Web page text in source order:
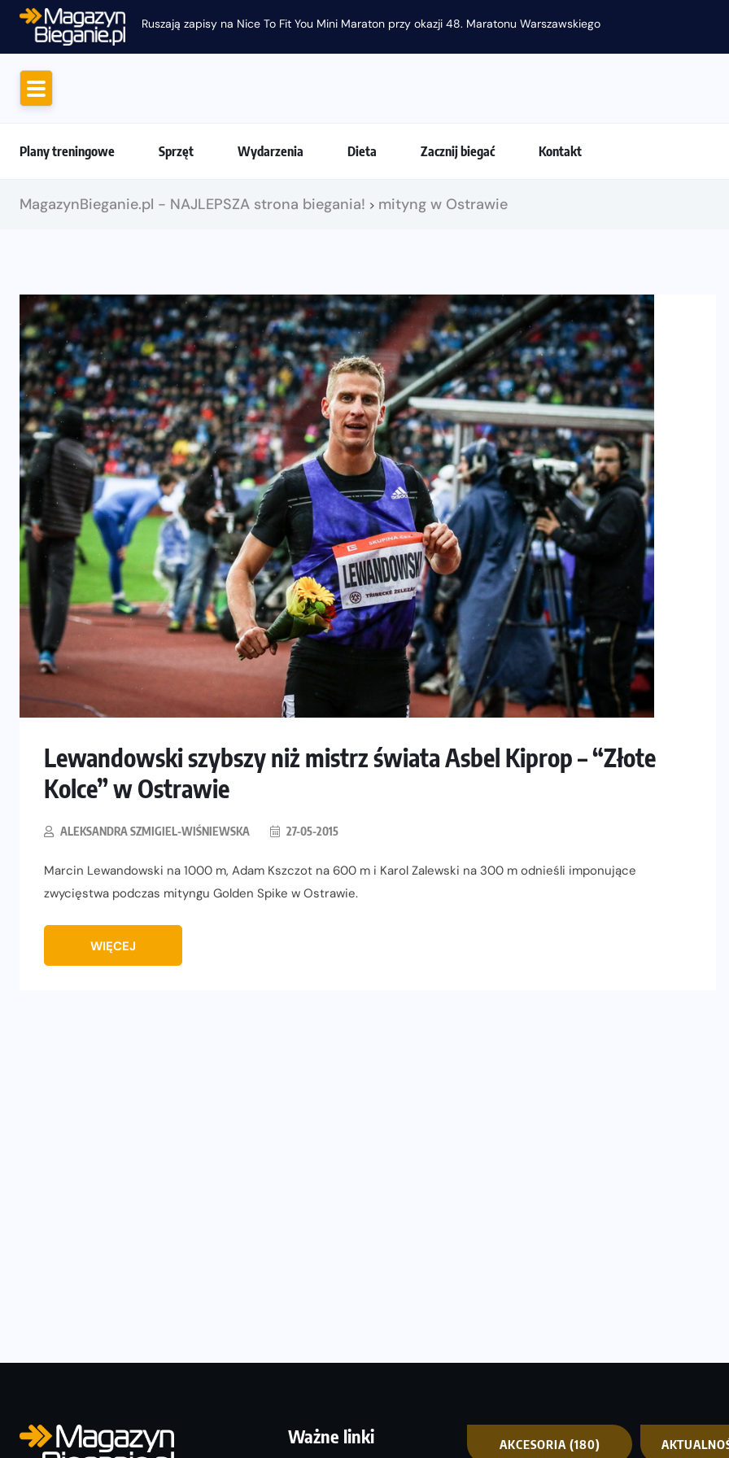
Ruszają zapisy na Nice To Fit You Mini Maraton przy okazji 48. Maratonu Warszawskiego
Plany treningowe Sprzęt Wydarzenia Dieta Zacznij biegać Kontakt
MagazynBieganie.pl - NAJLEPSZA strona biegania! > mityng w Ostrawie
Lewandowski szybszy niż mistrz świata Asbel Kiprop – “Złote
Kolce” w Ostrawie
ALEKSANDRA SZMIGIEL-WIŚNIEWSKA 27-05-2015
Marcin Lewandowski na 1000 m, Adam Kszczot na 600 m i Karol Zalewski na 300 m odnieśli imponujące
zwycięstwa podczas mityngu Golden Spike w Ostrawie.
WIĘCEJ
Ważne linki AKCESORIA (180)